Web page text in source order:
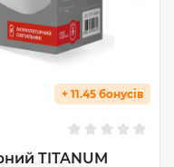
+ 11.45 бонусів
TITANUM